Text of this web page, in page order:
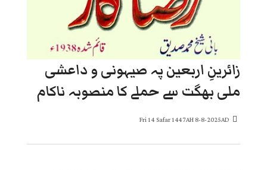
زائرینِ اربعین پہ صیہونی و داعشی
ملی بھگت سے حملے کا منصوبہ ناکام
Fri 14 Safar 1447AH 8-8-2025AD